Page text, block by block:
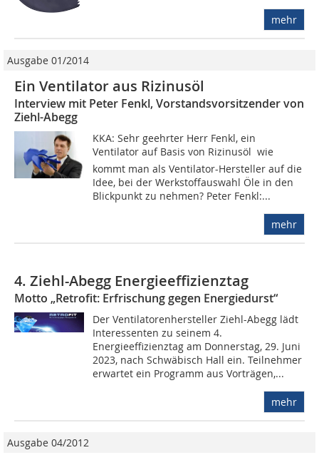
mehr
Ausgabe 01/2014
Ein Ventilator aus Rizinusöl
Interview mit Peter Fenkl, Vorstandsvorsitzender von
Ziehl-Abegg
KKA: Sehr geehrter Herr Fenkl, ein
Ventilator auf Basis von Rizinusöl  wie
kommt man als Ventilator-Hersteller auf die
Idee, bei der Werkstoffauswahl Öle in den
Blickpunkt zu nehmen? Peter Fenkl:...
mehr
4. Ziehl-Abegg Energieeffizienztag
Motto „Retrofit: Erfrischung gegen Energiedurst“
Der Ventilatorenhersteller Ziehl-Abegg lädt
Interessenten zu seinem 4.
Energieeffizienztag am Donnerstag, 29. Juni
2023, nach Schwäbisch Hall ein. Teilnehmer
erwartet ein Programm aus Vorträgen,...
mehr
Ausgabe 04/2012